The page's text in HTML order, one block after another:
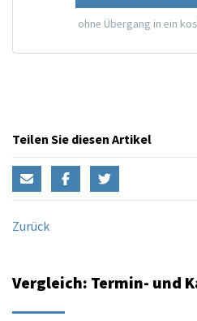
ohne Übergang in ein
Teilen Sie diesen Artikel
Zurück
Vergleich: Termin- und